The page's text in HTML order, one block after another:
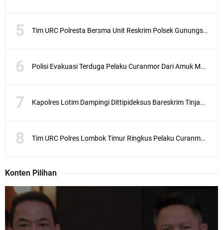
Tim URC Polresta Bersma Unit Reskrim Polsek Gunungsari Tangkap Pelaku Curanmor
Polisi Evakuasi Terduga Pelaku Curanmor Dari Amuk Masa
Kapolres Lotim Dampingi Dittipideksus Bareskrim Tinjau Sentra Bawah Putih Sembalun
Tim URC Polres Lombok Timur Ringkus Pelaku Curanmor Bersana BB
Konten Pilihan